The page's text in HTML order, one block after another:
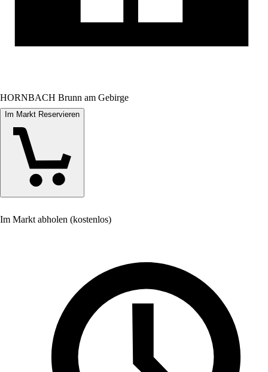
HORNBACH Brunn am Gebirge
Im Markt Reservieren
Im Markt abholen (kostenlos)